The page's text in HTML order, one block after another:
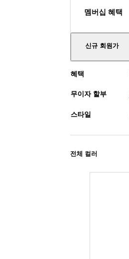
멤버십 혜택
신규 회원가
혜택
무이자 할부
스타일
전체 컬러